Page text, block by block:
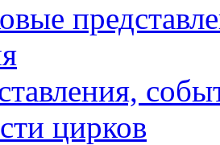
цирков